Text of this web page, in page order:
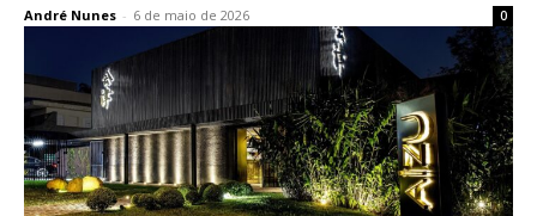
André Nunes - 6 de maio de 2026 0